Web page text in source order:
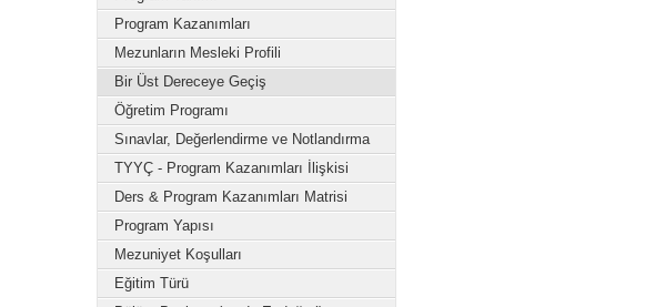
Program Kazanımları
Mezunların Mesleki Profili
Bir Üst Dereceye Geçiş
Öğretim Programı
Sınavlar, Değerlendirme ve Notlandırma
TYYÇ - Program Kazanımları İlişkisi
Ders & Program Kazanımları Matrisi
Program Yapısı
Mezuniyet Koşulları
Eğitim Türü